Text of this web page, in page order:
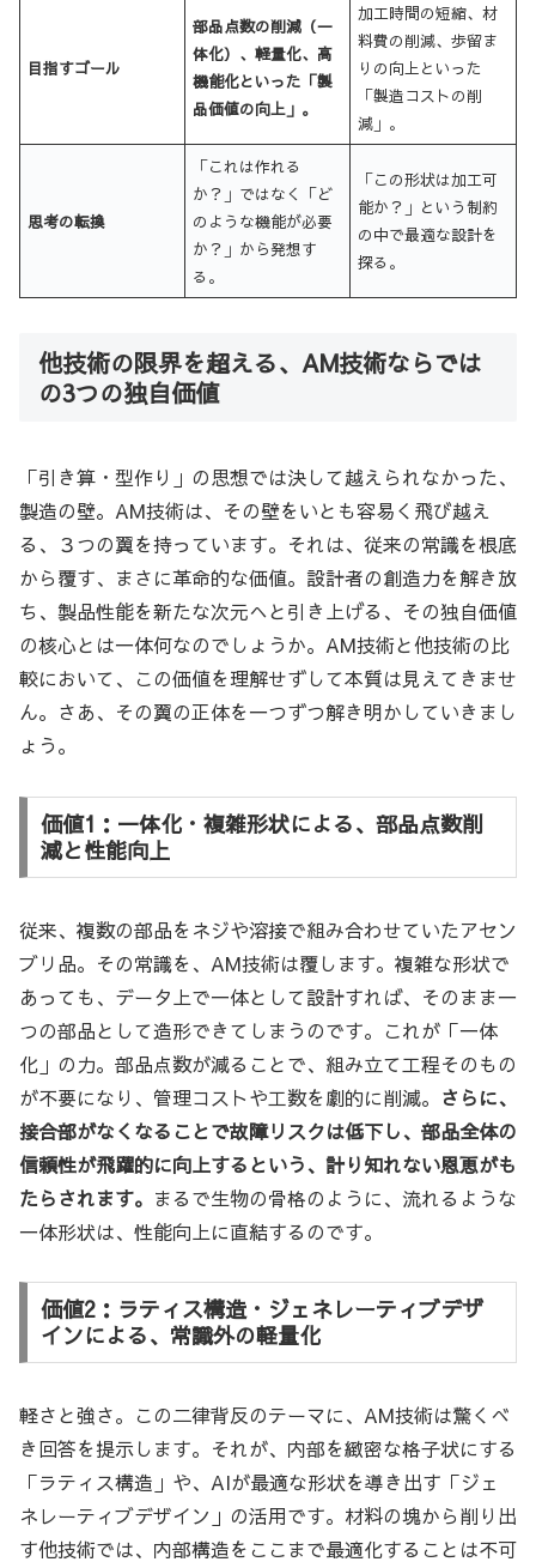
目指すゴール
部品点数の削減（一
体化）、軽量化、高
機能化といった「製
品価値の向上」。
加工時間の短縮、材
料費の削減、歩留ま
りの向上といった
「製造コストの削
減」。
思考の転換
「これは作れる
か？」ではなく「ど
のような機能が必要
か？」から発想す
る。
「この形状は加工可
能か？」という制約
の中で最適な設計を
探る。
他技術の限界を超える、AM技術ならでは
の3つの独自価値
「引き算・型作り」の思想では決して越えられなかった、
製造の壁。AM技術は、その壁をいとも容易く飛び越え
る、３つの翼を持っています。それは、従来の常識を根底
から覆す、まさに革命的な価値。設計者の創造力を解き放
ち、製品性能を新たな次元へと引き上げる、その独自価値
の核心とは一体何なのでしょうか。AM技術と他技術の比
較において、この価値を理解せずして本質は見えてきませ
ん。さあ、その翼の正体を一つずつ解き明かしていきまし
ょう。
価値1：一体化・複雑形状による、部品点数削
減と性能向上
従来、複数の部品をネジや溶接で組み合わせていたアセン
ブリ品。その常識を、AM技術は覆します。複雑な形状で
あっても、データ上で一体として設計すれば、そのまま一
つの部品として造形できてしまうのです。これが「一体
化」の力。部品点数が減ることで、組み立て工程そのもの
が不要になり、管理コストや工数を劇的に削減。 さらに、
接合部がなくなることで故障リスクは低下し、部品全体の
信頼性が飛躍的に向上するという、計り知れない恩恵がも
たらされます。 まるで生物の骨格のように、流れるような
一体形状は、性能向上に直結するのです。
価値2：ラティス構造・ジェネレーティブデザ
インによる、常識外の軽量化
軽さと強さ。この二律背反のテーマに、AM技術は驚くべ
き回答を提示します。それが、内部を緻密な格子状にする
「ラティス構造」や、AIが最適な形状を導き出す「ジェ
ネレーティブデザイン」の活用です。材料の塊から削り出
す他技術では、内部構造をここまで最適化することは不可